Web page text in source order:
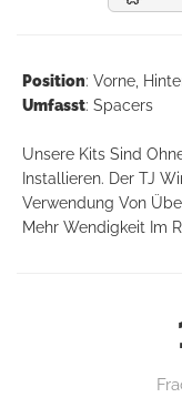
Position: Vorne,
Umfasst: Spacers
Unsere Kits Sind
Installieren. Der TJ
Verwendung Von
Mehr Wendigkeit Im